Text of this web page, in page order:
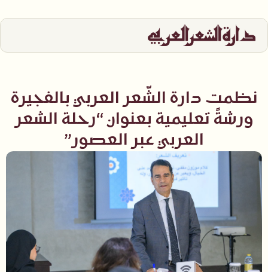
نظمت دارة الشّعر العربي بالفجيرة
ورشةً تعليمية بعنوان “رحلة الشعر
العربي عبر العصور”